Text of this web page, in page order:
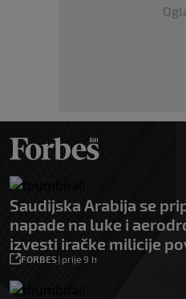
Saudijska Arabija se
napade na luke i
izvesti iračke milicije
FORBES| prije 9 h